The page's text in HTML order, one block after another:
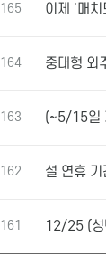
165 이제 '매
164 중대형 외
163 (~5/15일
162 설 연휴
161 12/25 (성